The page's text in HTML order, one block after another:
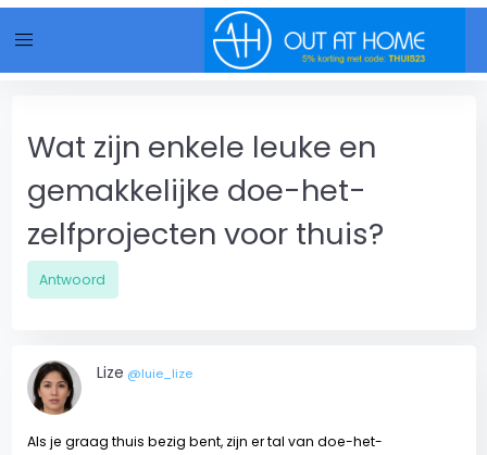
menu
Wat zijn enkele leuke en
gemakkelijke doe-het-
zelfprojecten voor thuis?
Antwoord
Lize @luie_lize
Als je graag thuis bezig bent, zijn er tal van doe-het-